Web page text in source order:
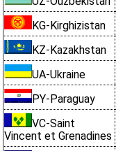
KG-Kirghizistan
KZ-Kazakhstan
UA-Ukraine
PY-Paraguay
VC-Saint
Vincent et Grenadines